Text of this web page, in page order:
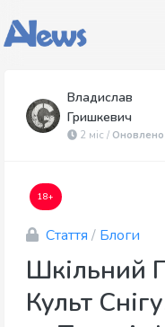
Владислав
Гришкевич
2 міс / Оновлено
18+
Стаття / Блоги
Шкільний
Культ